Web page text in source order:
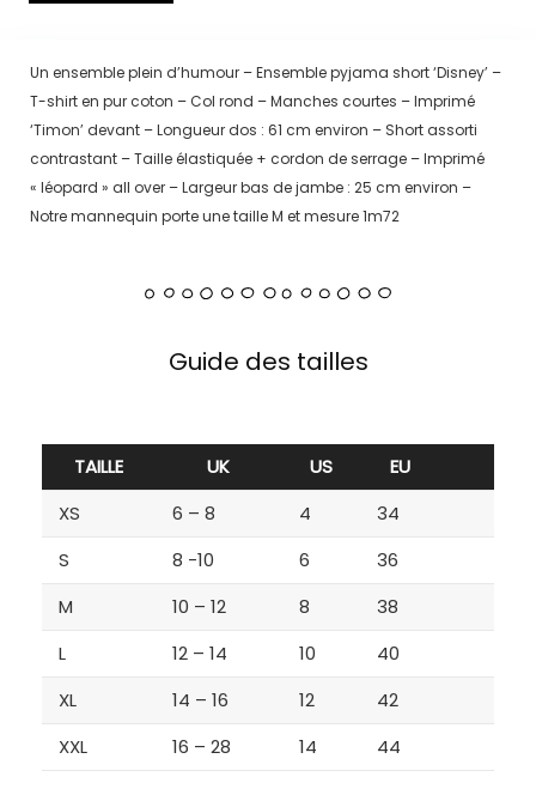
Un ensemble plein d’humour – Ensemble pyjama short ‘Disney’ –
T-shirt en pur coton – Col rond – Manches courtes – Imprimé
‘Timon’ devant – Longueur dos : 61 cm environ – Short assorti
contrastant – Taille élastiquée + cordon de serrage – Imprimé
« léopard » all over – Largeur bas de jambe : 25 cm environ –
Notre mannequin porte une taille M et mesure 1m72
Guide des tailles
TAILLE UK US
EU
XS
6 – 8 4
34
S
8 -10 6
36
M
10 – 12 8
38
L
12 – 14 10
40
XL
14 – 16 12
42
XXL
16 – 28 14 44